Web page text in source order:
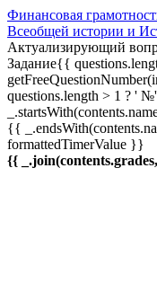
Финансовая
Всеобщей истории и
Актуализирующий
Задание{{
questions.length > 1 ? '
{{
formattedTimerValue }}
{{